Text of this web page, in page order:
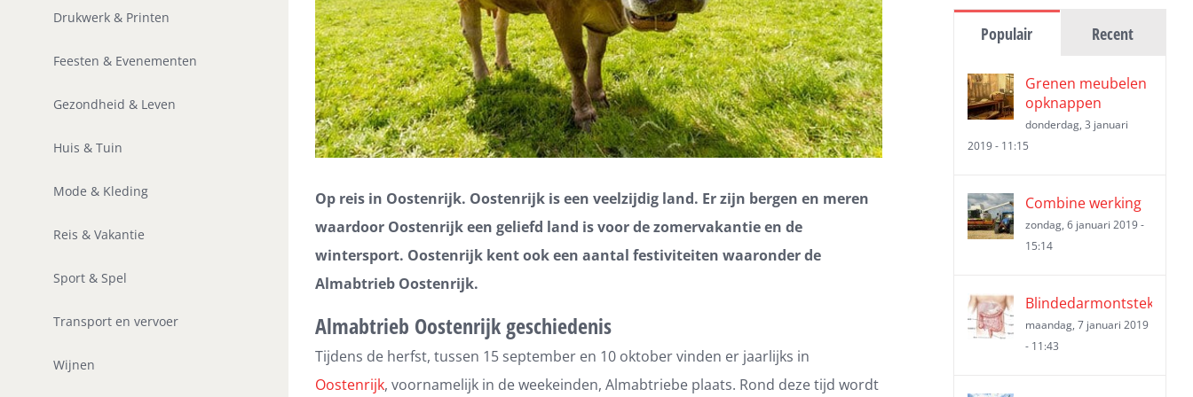
Drukwerk & Printen
Feesten & Evenementen
Gezondheid & Leven
Huis & Tuin
Mode & Kleding
Reis & Vakantie
Sport & Spel
Transport en vervoer
Wijnen
Op reis in Oostenrijk. Oostenrijk is een veelzijdig land. Er zijn bergen en meren
waardoor Oostenrijk een geliefd land is voor de zomervakantie en de
wintersport. Oostenrijk kent ook een aantal festiviteiten waaronder de
Almabtrieb Oostenrijk.
Almabtrieb Oostenrijk geschiedenis
Tijdens de herfst, tussen 15 september en 10 oktober vinden er jaarlijks in
Oostenrijk, voornamelijk in de weekeinden, Almabtriebe plaats. Rond deze tijd wordt
Populair Recent
Grenen meubelen
opknappen
donderdag, 3 januari
2019 - 11:15
Combine werking
zondag, 6 januari 2019 -
15:14
Blindedarmontsteking
maandag, 7 januari 2019
- 11:43